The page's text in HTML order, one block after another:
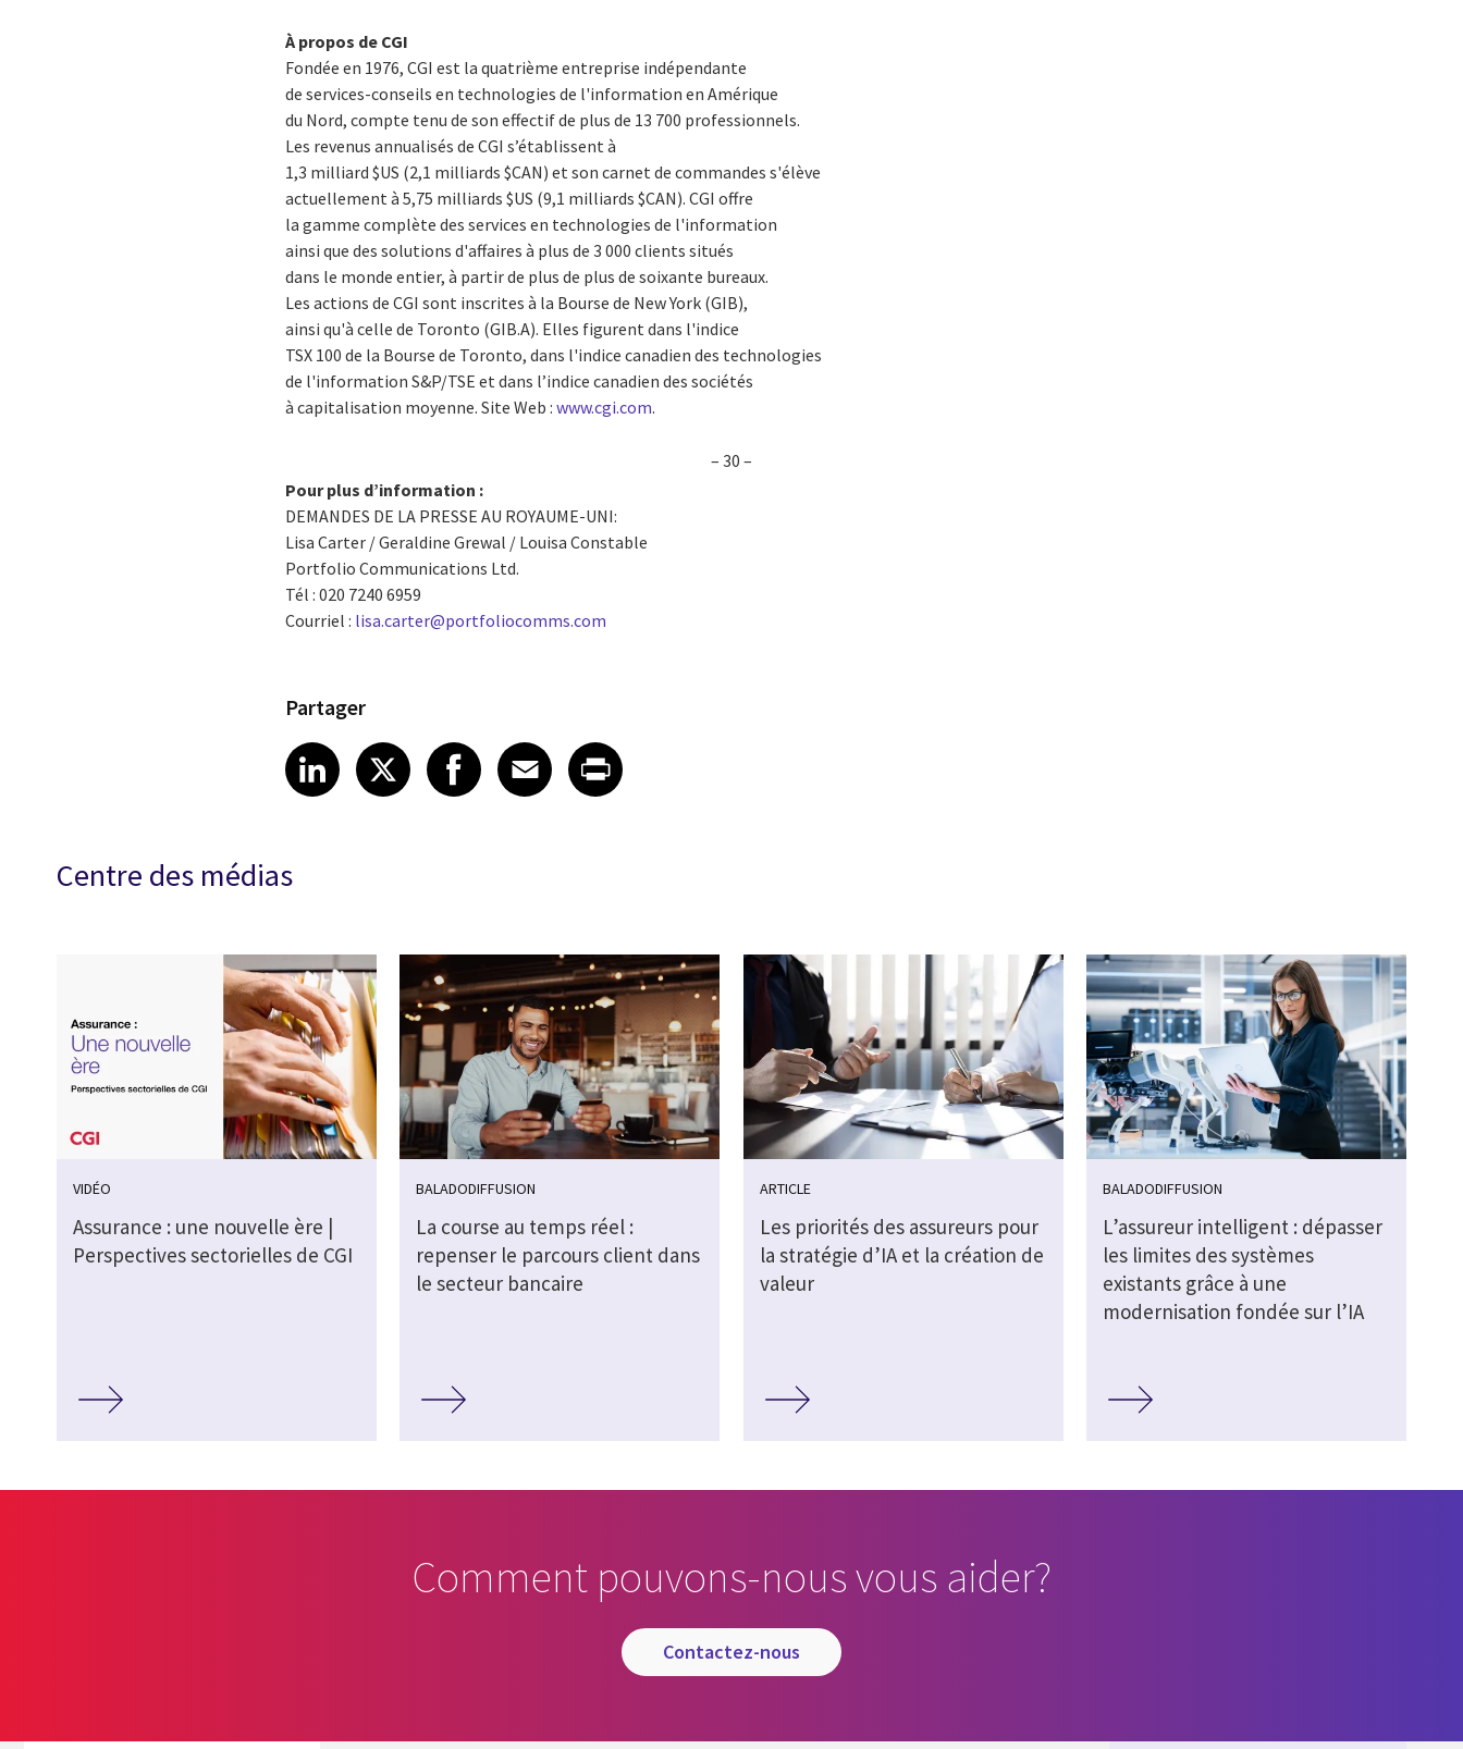
À propos de CGI
Fondée en 1976, CGI est la quatrième entreprise indépendante
de services-conseils en technologies de l'information en Amérique
du Nord, compte tenu de son effectif de plus de 13 700 professionnels.
Les revenus annualisés de CGI s’établissent à
1,3 milliard $US (2,1 milliards $CAN) et son carnet de commandes s'élève
actuellement à 5,75 milliards $US (9,1 milliards $CAN). CGI offre
la gamme complète des services en technologies de l'information
ainsi que des solutions d'affaires à plus de 3 000 clients situés
dans le monde entier, à partir de plus de plus de soixante bureaux.
Les actions de CGI sont inscrites à la Bourse de New York (GIB),
ainsi qu'à celle de Toronto (GIB.A). Elles figurent dans l'indice
TSX 100 de la Bourse de Toronto, dans l'indice canadien des technologies
de l'information S&P/TSE et dans l’indice canadien des sociétés
à capitalisation moyenne. Site Web :www.cgi.com.
– 30 –
Pour plus d’information :
DEMANDES DE LA PRESSE AU ROYAUME-UNI:
Lisa Carter / Geraldine Grewal / Louisa Constable
Portfolio Communications Ltd.
Tél : 020 7240 6959
Courriel : lisa.carter@portfoliocomms.com
Partager
Share article on LinkedIn
LinkedIn
Share article on X
XShare article on Facebook
Facebook
Share article on Email
Email
Share article on Print
Centre des médias
VIDÉO
Assurance : une nouvelle ère |
Perspectives sectorielles de CGI
BALADODIFFUSION
La course au temps réel :
repenser le parcours client dans
le secteur bancaire
ARTICLE
Les priorités des assureurs pour
la stratégie d’IA et la création de
valeur
BALADODIFFUSION
L’assureur intelligent : dépasser
les limites des systèmes
existants grâce à une
modernisation fondée sur l’IA
Comment pouvons-nous vous aider?
contactez-nous